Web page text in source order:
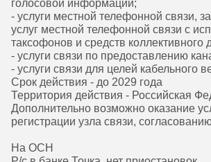
голосовой информации;
- услуги местной телефонной связи,
услуг местной телефонной связи с
таксофонов и средств коллективного
- услуги связи по предоставлению
- услуги связи для целей кабельного
Срок действия - до 2029 года
Территория действия - Российская
Дополнительно возможно оказание
регистрации узла связи,
На ОСН